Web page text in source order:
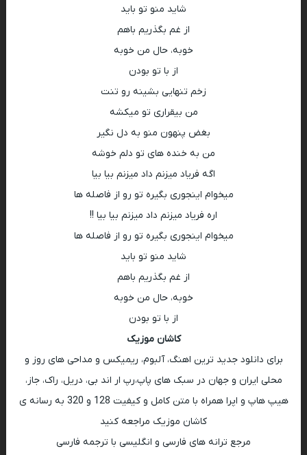
شاید منو تو باید
از غم بگذریم باهم
خوبه، حال من خوبه
از با تو بودن
زخم تنهایی بشینه رو تنت
من بیقراری تو میکشه
بغض پنهون منو به دل نگیر
من به خنده های تو دلم خوشه
اگه فریاد میزنم داد میزنم بیا بیا
میخوام اینجوری بگیره تو رو از فاصله ها
اره فریاد میزنم داد میزنم بیا بیا !!
میخوام اینجوری بگیره تو رو از فاصله ها
شاید منو تو باید
از غم بگذریم باهم
خوبه، حال من خوبه
از با تو بودن
کاشان موزیک
برای دانلود جدید ترین اهنگ، آلبوم، ریمیکس و مداحی های روز و
محلی ایران و جهان در سبک های پاپ،رپ ار اند بی، دریل، راک، جاز،
هیپ هاپ و اپرا همراه با متن کامل و کیفیت 128 و 320 به رسانه ی
کاشان موزیک مراجعه کنید
مرجع ترانه های فارسی و انگلیسی با ترجمه فارسی